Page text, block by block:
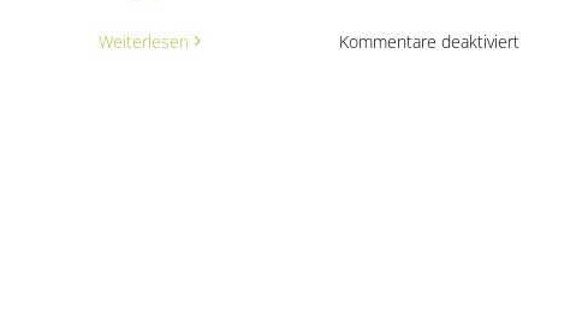
Weiterlesen Kommentare deaktiviertfür